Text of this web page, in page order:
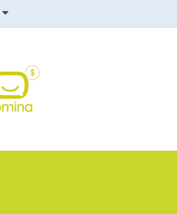
Traducciones de Mostrar